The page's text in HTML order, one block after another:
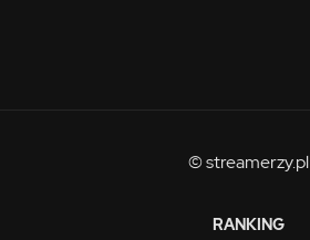
© streamerzy.pl
RANKING